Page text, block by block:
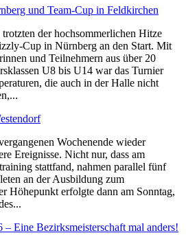
und Team-Cup in Feldkirchen
der hochsommerlichen Hitze
Cup in Nürnberg an den Start. Mit
und Teilnehmern aus über 20
U8 bis U14 war das Turnier
die auch in der Halle nicht
Wochenende wieder
Ereignisse. Nicht nur, dass am
stattfand, nahmen parallel fünf
an der Ausbildung zum
Höhepunkt erfolgte dann am Sonntag,
– Eine Bezirksmeisterschaft mal anders!